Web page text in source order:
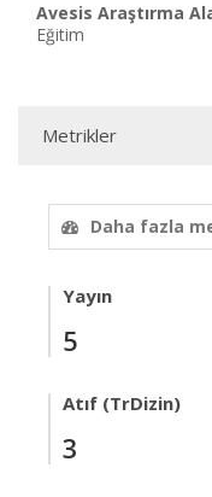
Avesis Araştırma
Eğitim
Metrikler
Daha fazla
Yayın
5
Atıf (TrDizin)
3